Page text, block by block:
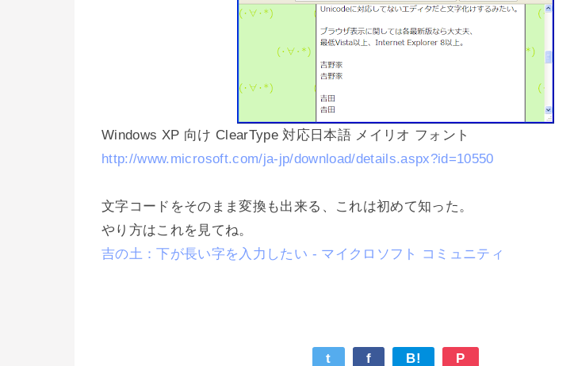
Windows XP 向け ClearType 対応日本語 メイリオ フォント
http://www.microsoft.com/ja-jp/download/details.aspx?id=10550
文字コードをそのまま変換も出来る、これは初めて知った。
やり方はこれを見てね。
吉の土：下が長い字を入力したい - マイクロソフト コミュニティ
t f B! P